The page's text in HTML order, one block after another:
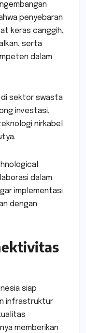
penyebaran
keras canggih,
serta
dalam
di sektor swasta
investasi,
nirkabel
dalam
implementasi
dengan
siap
infrastruktur
memberikan